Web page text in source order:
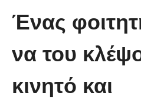
Ένας
να του
κινητό και